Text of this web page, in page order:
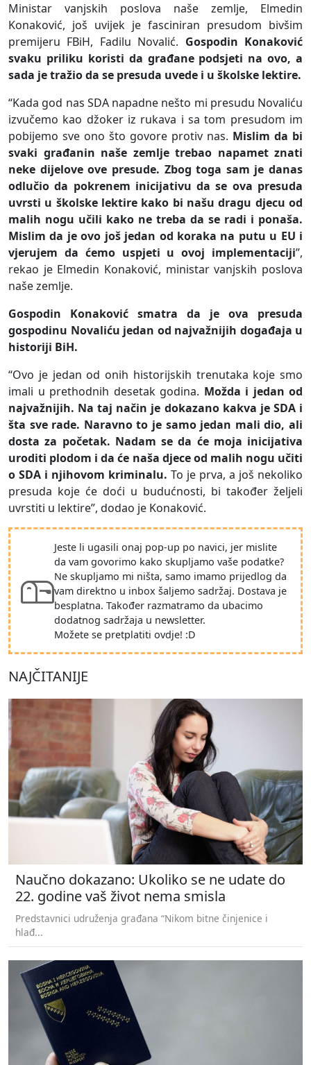
Ministar vanjskih poslova naše zemlje, Elmedin
Konaković, još uvijek je fasciniran presudom bivšim
premijeru FBiH, Fadilu Novalić. Gospodin Konaković
svaku priliku koristi da građane podsjeti na ovo, a
sada je tražio da se presuda uvede i u školske lektire.
“Kada god nas SDA napadne nešto mi presudu Novaliću
izvučemo kao džoker iz rukava i sa tom presudom im
pobijemo sve ono što govore protiv nas. Mislim da bi
svaki građanin naše zemlje trebao napamet znati
neke dijelove ove presude. Zbog toga sam je danas
odlučio da pokrenem inicijativu da se ova presuda
uvrsti u školske lektire kako bi našu dragu djecu od
malih nogu učili kako ne treba da se radi i ponaša.
Mislim da je ovo još jedan od koraka na putu u EU i
vjerujem da ćemo uspjeti u ovoj implementaciji”,
rekao je Elmedin Konaković, ministar vanjskih poslova
naše zemlje.
Gospodin Konaković smatra da je ova presuda
gospodinu Novaliću jedan od najvažnijih događaja u
historiji BiH.
“Ovo je jedan od onih historijskih trenutaka koje smo
imali u prethodnih desetak godina. Možda i jedan od
najvažnijih. Na taj način je dokazano kakva je SDA i
šta sve rade. Naravno to je samo jedan mali dio, ali
dosta za početak. Nadam se da će moja inicijativa
uroditi plodom i da će naša djece od malih nogu učiti
o SDA i njihovom kriminalu. To je prva, a još nekoliko
presuda koje će doći u budućnosti, bi također željeli
uvrstiti u lektire”, dodao je Konaković.
Jeste li ugasili onaj pop-up po navici, jer mislite
da vam govorimo kako skupljamo vaše podatke?
Ne skupljamo mi ništa, samo imamo prijedlog da
vam direktno u inbox šaljemo sadržaj. Dostava je
besplatna. Također razmatramo da ubacimo
dodatnog sadržaja u newsletter.
Možete se pretplatiti ovdje! :D
NAJČITANIJE
Naučno dokazano: Ukoliko se ne udate do
22. godine vaš život nema smisla
Predstavnici udruženja građana “Nikom bitne činjenice i
hlađ...